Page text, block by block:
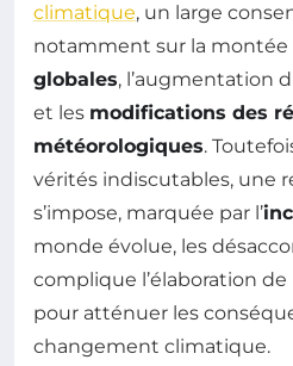
climatique, un large
notamment sur la montée
globales, l’augmentation
et les modifications des
météorologiques.
vérités indiscutables, une
s’impose, marquée par l’
monde évolue, les
complique l’élaboration
pour atténuer les
changement climatique.